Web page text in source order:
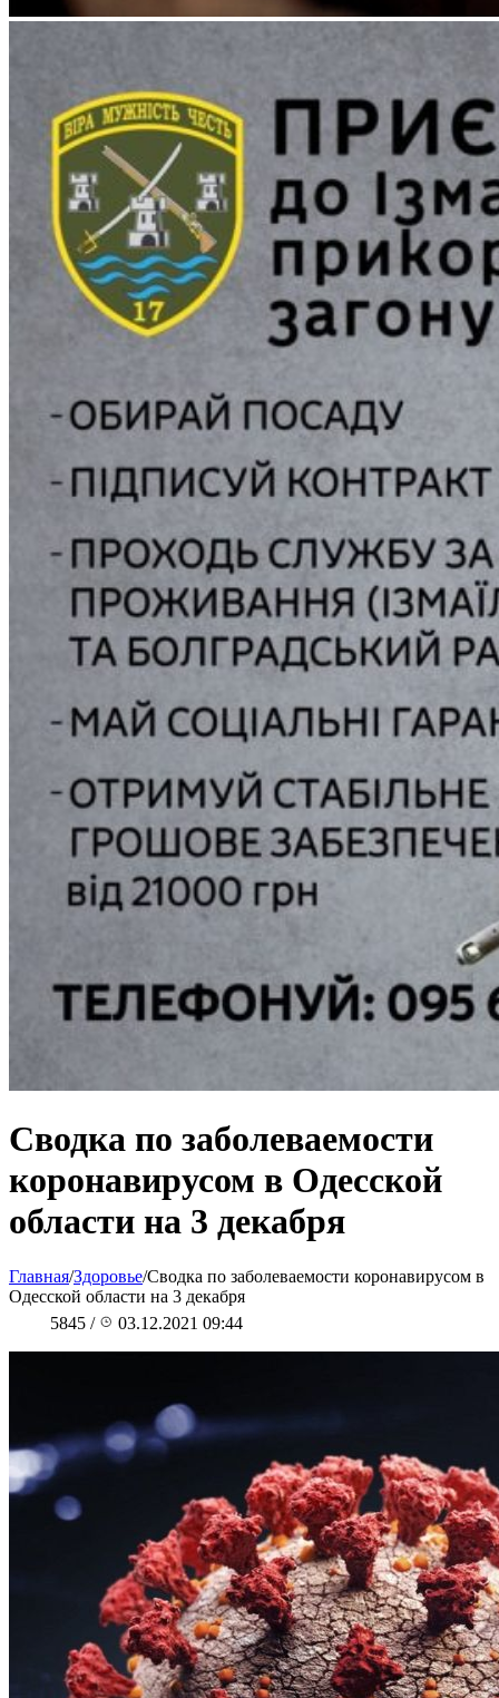
Сводка по заболеваемости
коронавирусом в Одесской
области на 3 декабря
Главная/Здоровье/Сводка по заболеваемости коронавирусом в
Одесской области на 3 декабря
5845 / 03.12.2021 09:44